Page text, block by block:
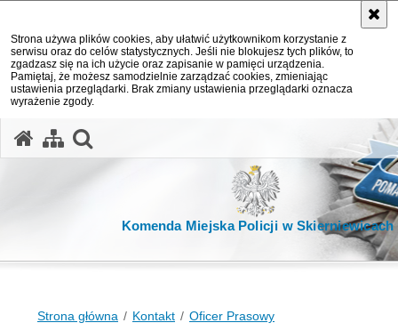
Strona używa plików cookies, aby ułatwić użytkownikom korzystanie z
serwisu oraz do celów statystycznych. Jeśli nie blokujesz tych plików, to
zgadzasz się na ich użycie oraz zapisanie w pamięci urządzenia.
Pamiętaj, że możesz samodzielnie zarządzać cookies, zmieniając
ustawienia przeglądarki. Brak zmiany ustawienia przeglądarki oznacza
wyrażenie zgody.
Komenda Miejska Policji w Skierniewicach
Strona główna Kontakt Oficer Prasowy